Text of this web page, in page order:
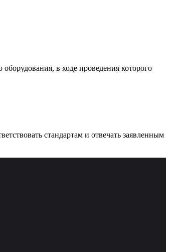
в ходе проведения которого
стандартам и отвечать заявленным